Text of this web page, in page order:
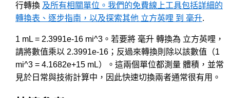
行轉換 及所有相關單位。我們的免費線上工具包括詳細的
轉換表、逐步指南，以及探索其他 立方英哩 到 毫升.
1 mL = 2.3991e-16 mi^3。若要將 毫升 轉換為 立方英哩，
請將數值乘以 2.3991e-16；反過來轉換則除以該數值（1
mi^3 = 4.1682e+15 mL）。這兩個單位都測量 體積，並常
見於日常與技術計算中，因此快速切換兩者通常很有用。